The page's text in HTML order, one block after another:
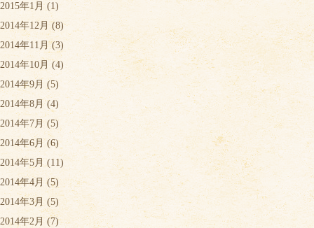
2015年1月(1)
2014年12月 (8)
2014年11月(3)
2014年10月 (4)
2014年9月 (5)
2014年8月(4)
2014年7月(5)
2014年6月(6)
2014年5月(11)
2014年4月 (5)
2014年3月 (5)
2014年2月 (7)